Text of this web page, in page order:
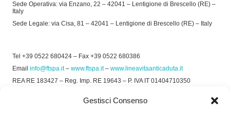
Gestisci Consenso
Sede Operativa: via Enzano, 22 – 42041 – Lentigione di Brescello (RE) –
Italy
Sede Legale: via Cisa, 81 – 42041 – Lentigione di Brescello (RE) – Italy
Tel +39 0522 680424 – Fax +39 0522 680386
Email info@ftspa.it– www.ftspa.it– www.lineavitaanticaduta.it
REA RE 183427 – Reg. Imp. RE 19643 – P. IVA IT 01404710350
Privacy Policy–Cookie Policy